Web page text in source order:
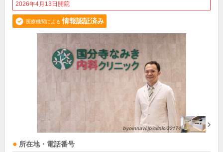
2026年4月13日開院
医療機関による 情報認証済み
所在地・電話番号